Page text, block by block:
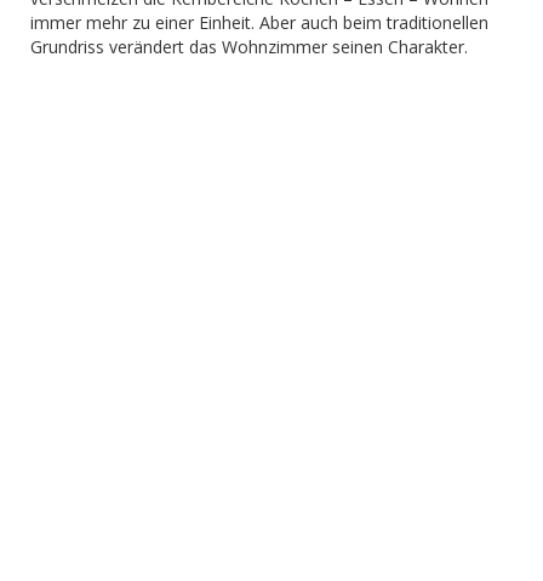
immer mehr zu einer Einheit. Aber auch beim traditionellen
Grundriss verändert das Wohnzimmer seinen Charakter.